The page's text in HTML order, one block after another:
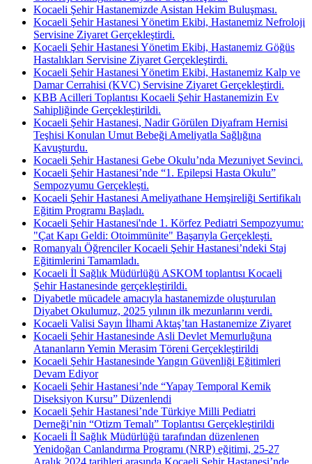
Kocaeli Şehir Hastanemizde Asistan Hekim Buluşması.
Kocaeli Şehir Hastanesi Yönetim Ekibi, Hastanemiz Nefroloji
Servisine Ziyaret Gerçekleştirdi.
Kocaeli Şehir Hastanesi Yönetim Ekibi, Hastanemiz Göğüs
Hastalıkları Servisine Ziyaret Gerçekleştirdi.
Kocaeli Şehir Hastanesi Yönetim Ekibi, Hastanemiz Kalp ve
Damar Cerrahisi (KVC) Servisine Ziyaret Gerçekleştirdi.
KBB Acilleri Toplantısı Kocaeli Şehir Hastanemizin Ev
Sahipliğinde Gerçekleştirildi.
Kocaeli Şehir Hastanesi, Nadir Görülen Diyafram Hernisi
Teşhisi Konulan Umut Bebeği Ameliyatla Sağlığına
Kavuşturdu.
Kocaeli Şehir Hastanesi Gebe Okulu’nda Mezuniyet Sevinci.
Kocaeli Şehir Hastanesi’nde “1. Epilepsi Hasta Okulu”
Sempozyumu Gerçekleşti.
Kocaeli Şehir Hastanesi Ameliyathane Hemşireliği Sertifikalı
Eğitim Programı Başladı.
Kocaeli Şehir Hastanesi'nde 1. Körfez Pediatri Sempozyumu:
"Çat Kapı Geldi: Otoimmünite" Başarıyla Gerçekleşti.
Romanyalı Öğrenciler Kocaeli Şehir Hastanesi’ndeki Staj
Eğitimlerini Tamamladı.
Kocaeli İl Sağlık Müdürlüğü ASKOM toplantısı Kocaeli
Şehir Hastanesinde gerçekleştirildi.
Diyabetle mücadele amacıyla hastanemizde oluşturulan
Diyabet Okulumuz, 2025 yılının ilk mezunlarını verdi.
Kocaeli Valisi Sayın İlhami Aktaş’tan Hastanemize Ziyaret
Kocaeli Şehir Hastanesinde Asli Devlet Memurluğuna
Atananların Yemin Merasim Töreni Gerçekleştirildi
Kocaeli Şehir Hastanesinde Yangın Güvenliği Eğitimleri
Devam Ediyor
Kocaeli Şehir Hastanesi’nde “Yapay Temporal Kemik
Diseksiyon Kursu” Düzenlendi
Kocaeli Şehir Hastanesi’nde Türkiye Milli Pediatri
Derneği’nin “Otizm Temalı” Toplantısı Gerçekleştirildi
Kocaeli İl Sağlık Müdürlüğü tarafından düzenlenen
Yenidoğan Canlandırma Programı (NRP) eğitimi, 25-27
Aralık 2024 tarihleri arasında Kocaeli Şehir Hastanesi’nde